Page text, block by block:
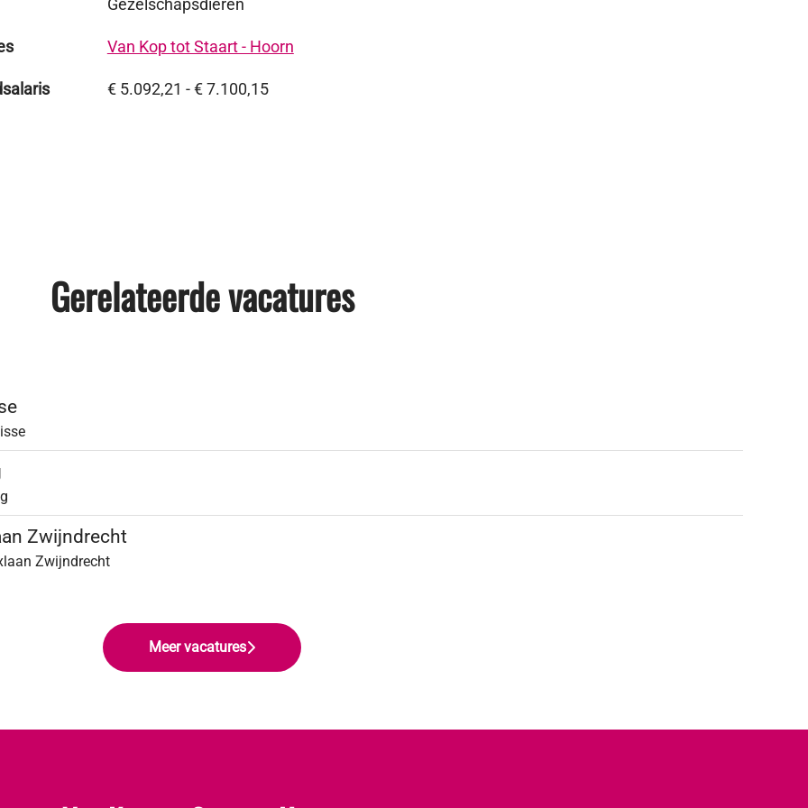
Gezelschapsdieren
Van Kop tot Staart - Hoorn
€ 5.092,21 - € 7.100,15
Gerelateerde vacatures
Zwijndrecht
Zwijndrecht
Meer vacatures